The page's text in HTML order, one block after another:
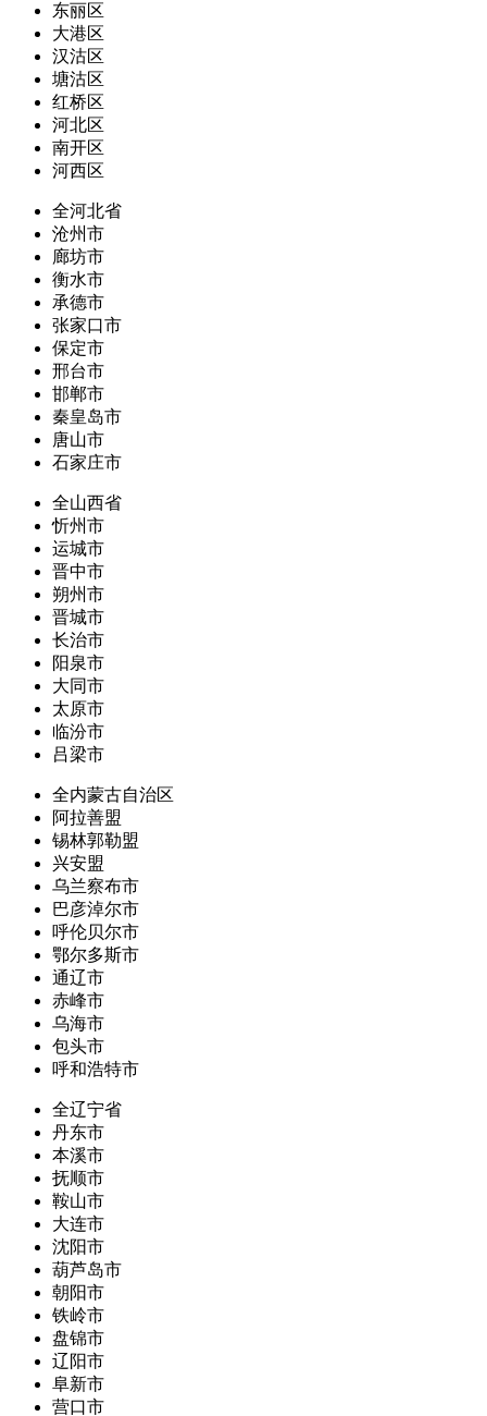
东丽区
大港区
汉沽区
塘沽区
红桥区
河北区
南开区
河西区
全河北省
沧州市
廊坊市
衡水市
承德市
张家口市
保定市
邢台市
邯郸市
秦皇岛市
唐山市
石家庄市
全山西省
忻州市
运城市
晋中市
朔州市
晋城市
长治市
阳泉市
大同市
太原市
临汾市
吕梁市
全内蒙古自治区
阿拉善盟
锡林郭勒盟
兴安盟
乌兰察布市
巴彦淖尔市
呼伦贝尔市
鄂尔多斯市
通辽市
赤峰市
乌海市
包头市
呼和浩特市
全辽宁省
丹东市
本溪市
抚顺市
鞍山市
大连市
沈阳市
葫芦岛市
朝阳市
铁岭市
盘锦市
辽阳市
阜新市
营口市